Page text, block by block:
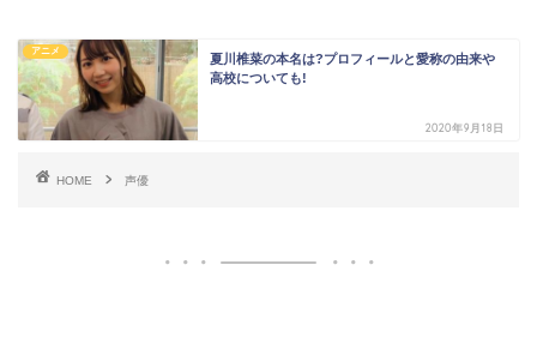
アニメ
夏川椎菜の本名は?プロフィールと愛称の由来や
高校についても!
2020年9月18日
HOME 声優